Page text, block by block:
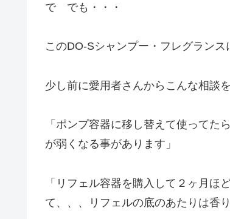
で でも・・・
このDO-Sシャンプー・フレグラン
少し前に愛用者さんからこんな相談
「ポンプ容器に移し替えて使ってた
が弱くなる事があります」
「リフェル容器を購入して２ヶ月ほ
て、、、リフェルの底のあたりは香